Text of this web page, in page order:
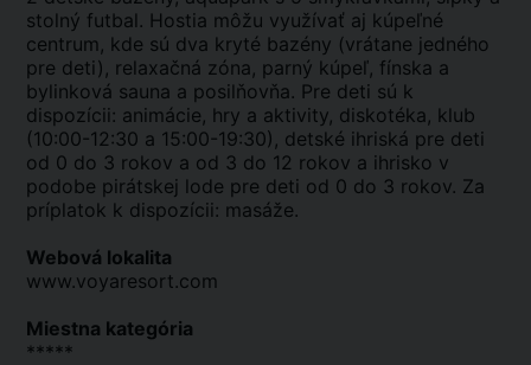
stolný futbal. Hostia môžu využívať aj kúpeľné
centrum, kde sú dva kryté bazény (vrátane jedného
pre deti), relaxačná zóna, parný kúpeľ, fínska a
bylinková sauna a posilňovňa. Pre deti sú k
dispozícii: animácie, hry a aktivity, diskotéka, klub
(10:00-12:30 a 15:00-19:30), detské ihriská pre deti
od 0 do 3 rokov a od 3 do 12 rokov a ihrisko v
podobe pirátskej lode pre deti od 0 do 3 rokov. Za
príplatok k dispozícii: masáže.
Webová lokalita
www.voyaresort.com
Miestna kategória
*****